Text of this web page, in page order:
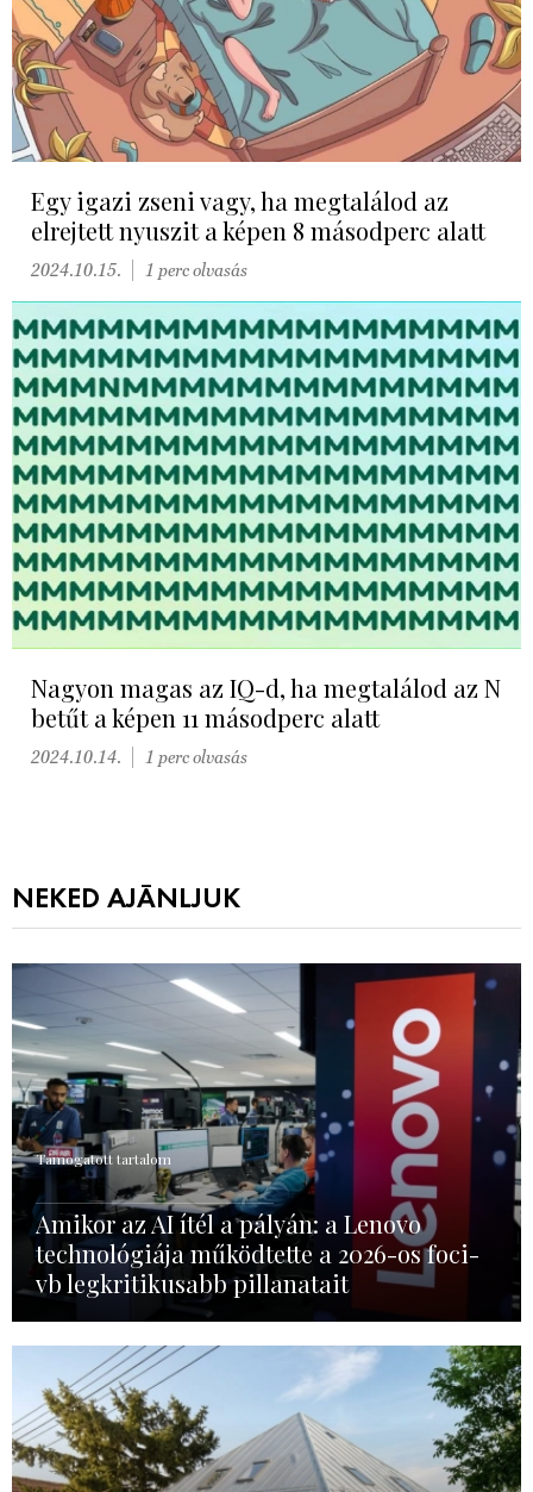
Egy igazi zseni vagy, ha megtalálod az
elrejtett nyuszit a képen 8 másodperc alatt
2024.10.15. 1 perc olvasás
Nagyon magas az IQ-d, ha megtalálod az N
betűt a képen 11 másodperc alatt
2024.10.14. 1 perc olvasás
NEKED AJÁNLJUK
Támogatott tartalom
Amikor az AI ítél a pályán: a Lenovo
technológiája működtette a 2026-os foci-
vb legkritikusabb pillanatait